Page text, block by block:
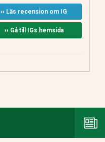
›› Läs recension om IG
›› Gå till IGs hemsida